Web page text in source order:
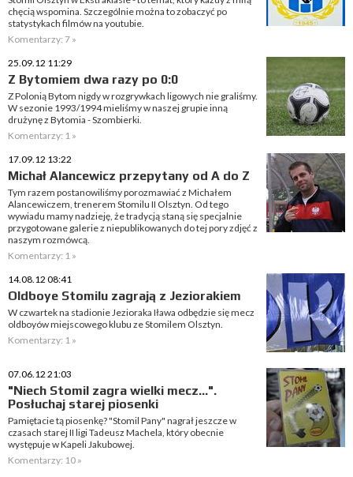
chęcią wspomina. Szczególnie można to zobaczyć po
statystykach filmów na youtubie.
Komentarzy: 7 »
25.09.12 11:29
Z Bytomiem dwa razy po 0:0
Z Polonią Bytom nigdy w rozgrywkach ligowych nie graliśmy.
W sezonie 1993/1994 mieliśmy w naszej grupie inną
drużynę z Bytomia - Szombierki.
Komentarzy: 1 »
17.09.12 13:22
Michał Alancewicz przepytany od A do Z
Tym razem postanowiliśmy porozmawiać z Michałem
Alancewiczem, trenerem Stomilu II Olsztyn. Od tego
wywiadu mamy nadzieję, że tradycją staną się specjalnie
przygotowane galerie z niepublikowanych do tej pory zdjęć z
naszym rozmówcą.
Komentarzy: 1 »
14.08.12 08:41
Oldboye Stomilu zagrają z Jeziorakiem
W czwartek na stadionie Jezioraka Iława odbędzie się mecz
oldboyów miejscowego klubu ze Stomilem Olsztyn.
Komentarzy: 1 »
07.06.12 21:03
"Niech Stomil zagra wielki mecz...".
Posłuchaj starej piosenki
Pamiętacie tą piosenkę? "Stomil Pany" nagrał jeszcze w
czasach starej II ligi Tadeusz Machela, który obecnie
występuje w Kapeli Jakubowej.
Komentarzy: 10 »